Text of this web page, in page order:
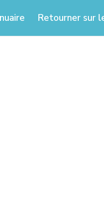
Retourner sur